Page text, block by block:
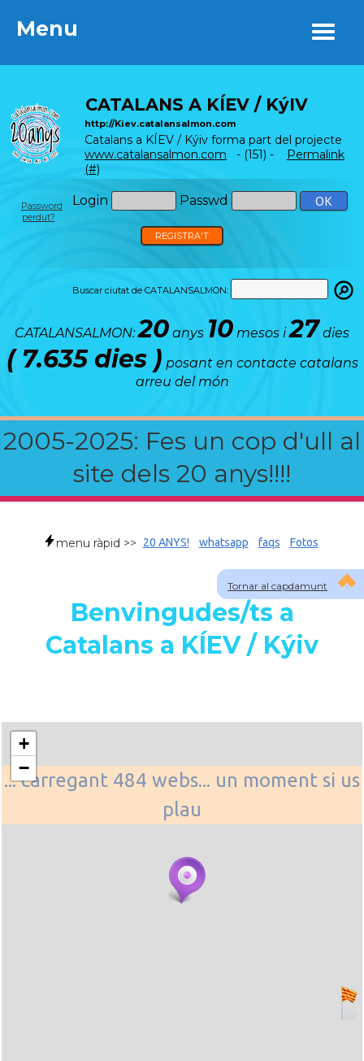
Menu
CATALANS A KÍEV / KýIV
http://Kiev.catalansalmon.com
Catalans a KÍEV / Kýiv forma part del projecte
www.catalansalmon.com - (151) -
Permalink
(#)
Login Passwd
Password
perdut?
REGISTRA'T
Buscar ciutat de CATALANSALMON:
CATALANSALMON:20 anys 10 mesos i27 dies
( 7.635 dies ) posant en contacte catalans
arreu del món
2005-2025: Fes un cop d'ull al
site dels 20 anys!!!!
Menu
Tornar al capdamunt
menu ràpid >> 20 ANYS! whatsapp faqs Fotos
Benvingudes/ts a
Catalans a KÍEV / Kýiv
... carregant 484 webs... un moment si us
plau
+
−